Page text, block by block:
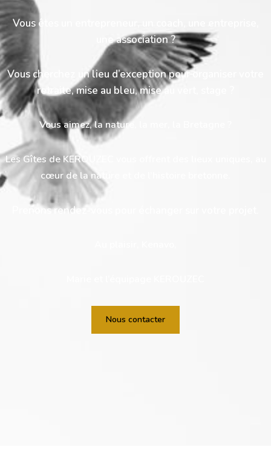
Vous êtes un entrepreneur, un coach, une entreprise,
une association ?
Vous cherchez un lieu d’exception pour organiser votre
retraite, mise au bleu, mise au vert, stage ?
Vous aimez, la nature, la mer, la Bretagne ?
Les Gîtes de KEROUZEC vous offrent des lieux uniques, au
cœur de la nature et de l’histoire bretonne.
Prenons rendez-vous pour échanger sur votre projet.
Nous contacter